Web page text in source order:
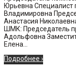
Юрьевна Специалист
Владимировна
Анастасия
ШМК: Председатель
Адольфовна
Елена...
Подробнее ›